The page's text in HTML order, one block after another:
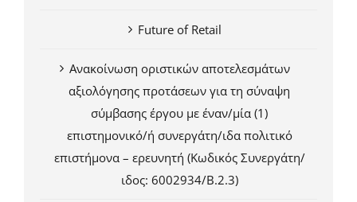
Future of Retail
Ανακοίνωση οριστικών αποτελεσμάτων
αξιολόγησης προτάσεων για τη σύναψη
σύμβασης έργου με έναν/μία (1)
επιστημονικό/ή συνεργάτη/ιδα πολιτικό
επιστήμονα – ερευνητή (Κωδικός Συνεργάτη/
ιδος: 6002934/Β.2.3)